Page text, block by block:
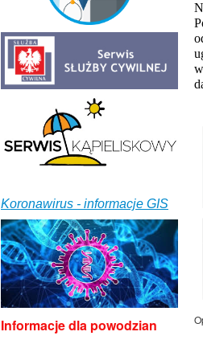
Koronawirus - informacje GIS
Informacje dla powodzian